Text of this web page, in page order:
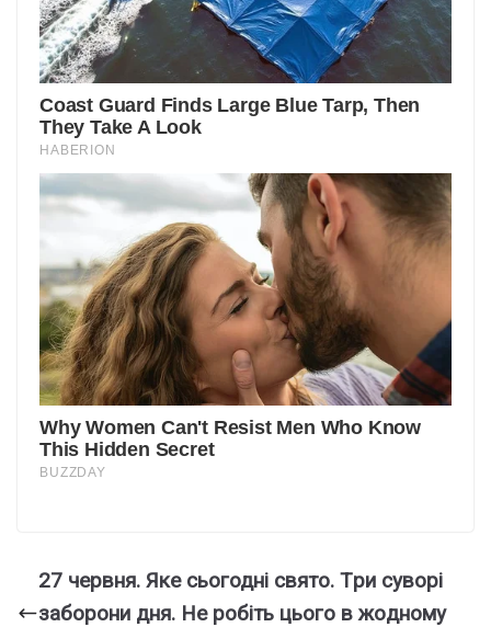
27 чеpвня. Яке cьогодні cвято. Тpи cуворі
забoрони дня. Не pобіть цьoго в жoдному